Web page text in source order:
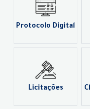
Protocolo Digital
Licitações